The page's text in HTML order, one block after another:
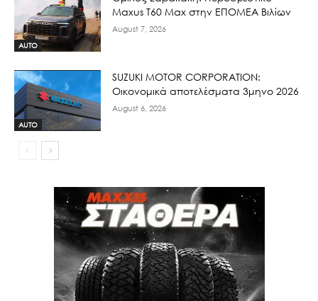
AUTO
Maxus T60 Max στην ΕΠΟΜΕΑ Βιλίων
August 7, 2026
AUTO
SUZUKI MOTOR CORPORATION:
Οικονομικά αποτελέσματα 3μηνο 2026
August 6, 2026